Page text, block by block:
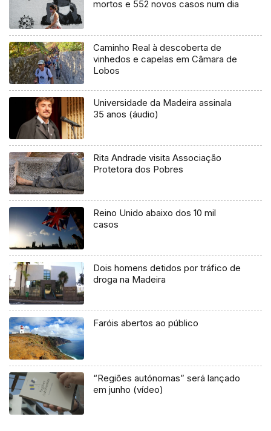
mortos e 552 novos casos num dia
Caminho Real à descoberta de
vinhedos e capelas em Câmara de
Lobos
Universidade da Madeira assinala
35 anos (áudio)
Rita Andrade visita Associação
Protetora dos Pobres
Reino Unido abaixo dos 10 mil
casos
Dois homens detidos por tráfico de
droga na Madeira
Faróis abertos ao público
“Regiões autónomas” será lançado
em junho (vídeo)